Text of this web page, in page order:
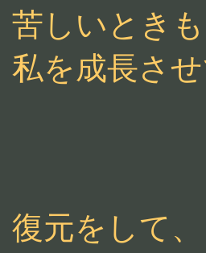
苦しいとき
私を成長さ
復元をして